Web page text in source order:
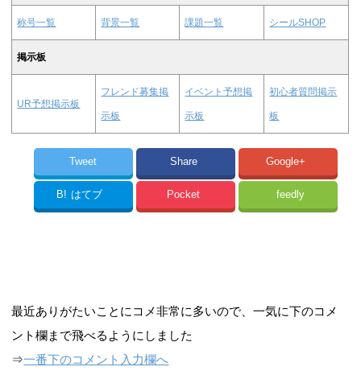
称号一覧 背景一覧 課題一覧 シールSHOP
掲示板
UR予想掲示板
フレンド募集掲
示板
イベント予想掲
示板
初心者質問掲示
板
Tweet Share Google+
B! はてブ Pocket feedly
最近ありがたいことにコメ非常に多いので、一気に下のコメ
ント欄まで飛べるようにしました
⇒一番下のコメント入力欄へ